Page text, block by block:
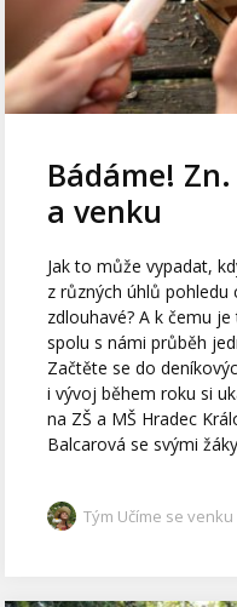
Bádáme!
a venku
Jak to může vypadat,
z různých úhlů pohledu
zdlouhavé? A k čemu
spolu s námi průběh
Začtěte se do
i vývoj během roku si
na ZŠ a MŠ Hradec
Balcarová se svými
Tým Učíme se venku